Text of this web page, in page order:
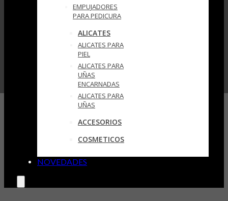
EMPUJADORES
PARA PEDICURA
ALICATES
ALICATES PARA
PIEL
ALICATES PARA
UÑAS
ENCARNADAS
ALICATES PARA
UÑAS
ACCESORIOS
COSMETICOS
NOVEDADES